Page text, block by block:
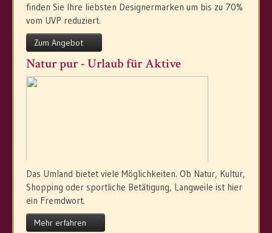
finden Sie Ihre liebsten Designermarken um bis zu 70%
vom UVP reduziert.
Zum Angebot
Natur pur - Urlaub für Aktive
Das Umland bietet viele Möglichkeiten. Ob Natur, Kultur,
Shopping oder sportliche Betätigung, Langweile ist hier
ein Fremdwort.
Mehr erfahren